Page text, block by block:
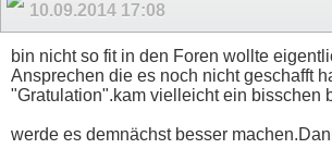
10.09.2014 17:08
bin nicht so fit in den Foren wollte
Ansprechen die es noch nicht geschafft
"Gratulation".kam vielleicht ein bisschen
werde es demnächst besser